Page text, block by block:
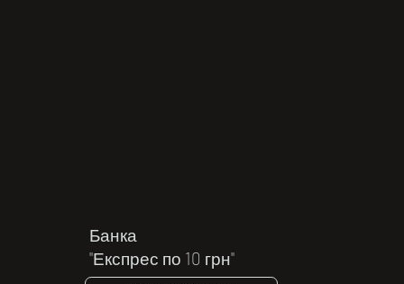
Банка
"Експрес по 10 грн"